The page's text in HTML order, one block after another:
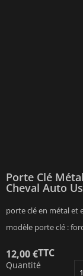
Porte Clé
Cheval Auto Us
porte clé en métal et
modèle porte clé :
12,00 €TTC
Quantité